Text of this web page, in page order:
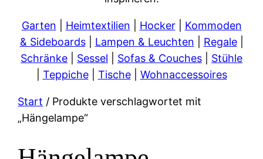
Garten Heimtextilien Hocker| Kommoden
& Sideboards| Lampen & Leuchten Regale|
Schränke
Sessel Sofas & Couches
Stühle
Teppiche| Tische| Wohnaccessoires
Start / Produkte verschlagwortet mit
„Hängelampe“